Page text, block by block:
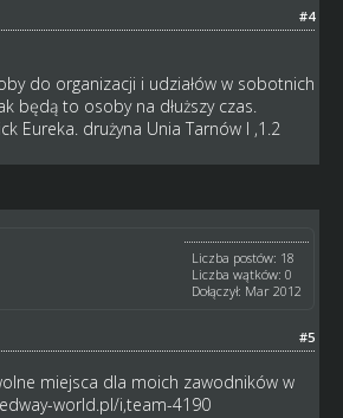
#4
do organizacji i udziałów w sobotnich
będą to osoby na dłuższy czas.
Eureka. drużyna Unia Tarnów I ,1.2
Liczba postów: 18
Liczba wątków: 0
Dołączył: Mar 2012
#5
miejsca dla moich zawodników w
world.pl/i,team-4190